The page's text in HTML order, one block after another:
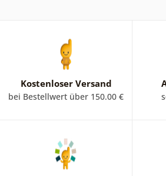
Kostenloser Versand
bei Bestellwert über 150.00 €